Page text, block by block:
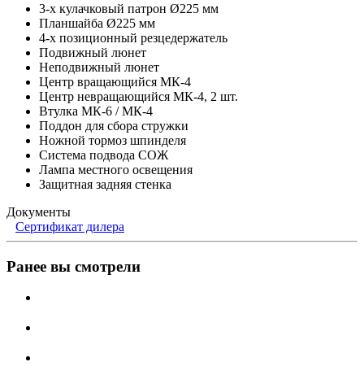
3-х кулачковый патрон Ø225 мм
Планшайба Ø225 мм
4-х позиционный резцедержатель
Подвижный люнет
Неподвижный люнет
Центр вращающийся МК-4
Центр невращающийся МК-4, 2 шт.
Втулка МК-6 / МК-4
Поддон для сбора стружки
Ножной тормоз шпинделя
Система подвода СОЖ
Лампа местного освещения
Защитная задняя стенка
Документы
Сертификат дилера
Ранее вы смотрели